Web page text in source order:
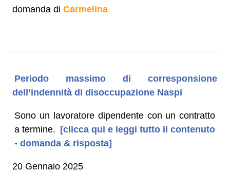
domanda di Carmelina
Periodo massimo di corresponsione
dell’indennità di disoccupazione Naspi
Sono un lavoratore dipendente con un contratto
a termine. [clicca qui e leggi tutto il contenuto
- domanda & risposta]
20 Gennaio 2025